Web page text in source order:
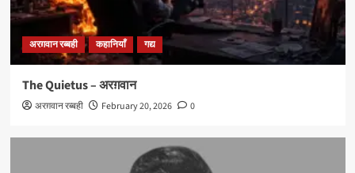
अरग़वान रब्बही कहानियाँ गद्य
The Quietus – अरग़वान
अरग़वान रब्बही February 20, 2026 0